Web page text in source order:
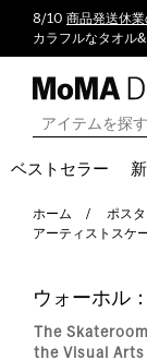
8/10 商品発送休
カラフルなタオル&
ベストセラー
ホーム
ポス
アーティストスケ
ウォーホル
The
the Visual Arts